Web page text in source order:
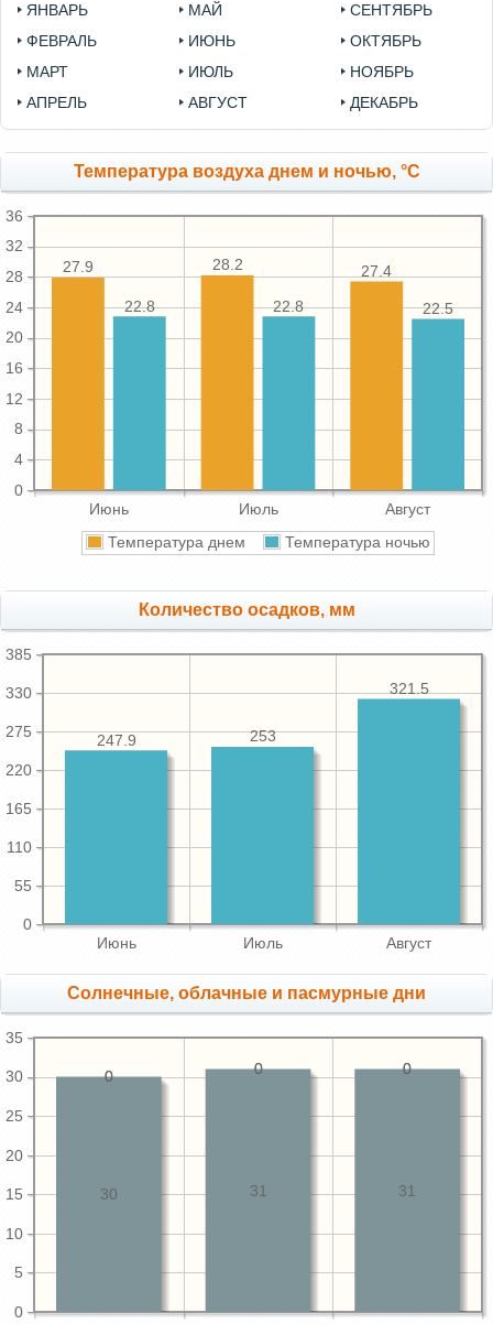
ЯНВАРЬ
ФЕВРАЛЬ
МАРТ
АПРЕЛЬ
МАЙ
ИЮНЬ
ИЮЛЬ
АВГУСТ
СЕНТЯБРЬ
ОКТЯБРЬ
НОЯБРЬ
ДЕКАБРЬ
Температура воздуха днем и ночью, °C
Июнь Июль Август
0
4
8
12
16
20
24
28
32
36
27.4
28.2
27.9
22.5
22.8
22.8
Температура днем Температура ночью
Количество осадков, мм
Июнь Июль Август
0
55
110
165
220
275
330
385
321.5
253
247.9
Cолнечные, облачные и пасмурные дни
0
5
10
15
20
25
30
35
31
31
30
0
0
0 0
0
0